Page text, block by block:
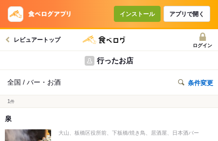
インストール アプリで開く
レビュアートップ
ログイン
行ったお店
全国 / バー・お酒 条件変更
1 件
泉
大山、板橋区役所前、下板橋/焼き鳥、居酒屋、日本酒バー